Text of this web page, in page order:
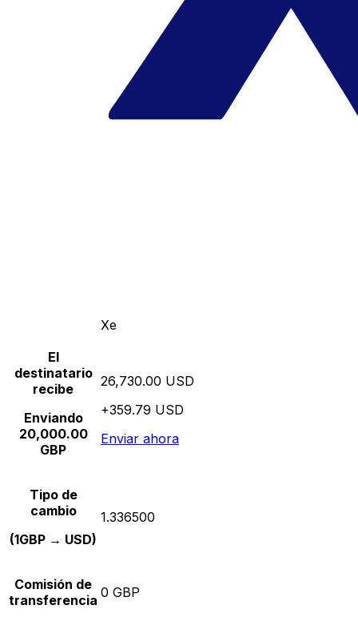
Xe
El
destinatario
recibe
Enviando
20,000.00
GBP
26,730.00 USD
+359.79 USD
Enviar ahora
Tipo de
cambio
(1GBP → USD)
1.336500
Comisión de
transferencia 0 GBP